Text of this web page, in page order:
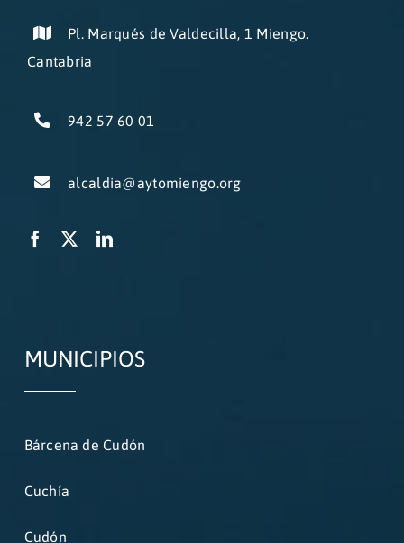
Pl. Marqués de Valdecilla, 1 Miengo.
Cantabria
942 57 60 01
alcaldia@aytomiengo.org
MUNICIPIOS
Bárcena de Cudón
Cuchía
Cudón